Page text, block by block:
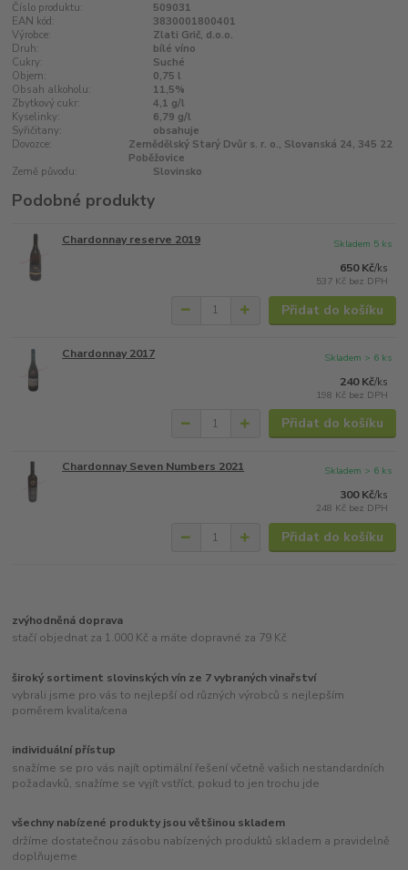
Číslo produktu:
509031
EAN kód:
3830001800401
Výrobce:
Zlati Grič, d.o.o.
Druh:
bílé víno
Cukry:
Suché
Objem:
0,75 l
Obsah alkoholu:
11,5%
Zbytkový cukr:
4,1 g/l
Kyselinky:
6,79 g/l
Syřičitany:
obsahuje
Dovozce:
Zemědělský Starý Dvůr s. r. o., Slovanská 24, 345 22
Poběžovice
Země původu:
Slovinsko
Podobné produkty
Chardonnay reserve 2019
650 Kč/ks
537 Kč bez DPH
Skladem 5 ks
Přidat do košíku
Chardonnay 2017
240 Kč/ks
198 Kč bez DPH
Skladem > 6 ks
Přidat do košíku
Chardonnay Seven Numbers 2021
300 Kč/ks
248 Kč bez DPH
Skladem > 6 ks
Přidat do košíku
zvýhodněná doprava
stačí objednat za 1.000 Kč a máte dopravné za 79 Kč
široký sortiment slovinských vín ze 7 vybraných vinařství
vybrali jsme pro vás to nejlepší od různých výrobců s nejlepším
poměrem kvalita/cena
individuální přístup
snažíme se pro vás najít optimální řešení včetně vašich nestandardních
požadavků, snažíme se vyjít vstříct, pokud to jen trochu jde
všechny nabízené produkty jsou většinou skladem
držíme dostatečnou zásobu nabízených produktů skladem a pravidelně
doplňujeme